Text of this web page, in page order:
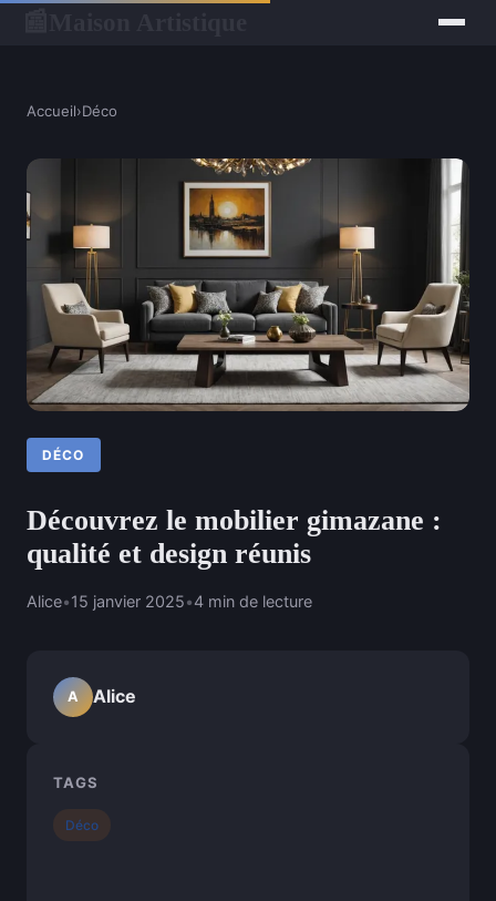
Accueil›Déco
DÉCO
Découvrez le mobilier gimazane :
qualité et design réunis
Alice•15 janvier 2025•4 min de lecture
A Alice
TAGS
Déco